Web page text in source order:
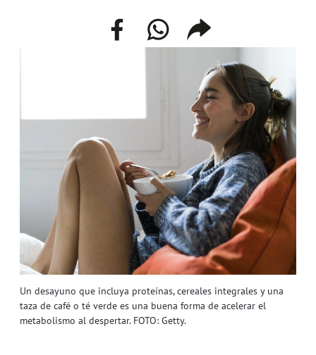
Un desayuno que incluya proteínas, cereales integrales y una
taza de café o té verde es una buena forma de acelerar el
metabolismo al despertar. FOTO: Getty.
facebookwhatsappcompartir
enlace